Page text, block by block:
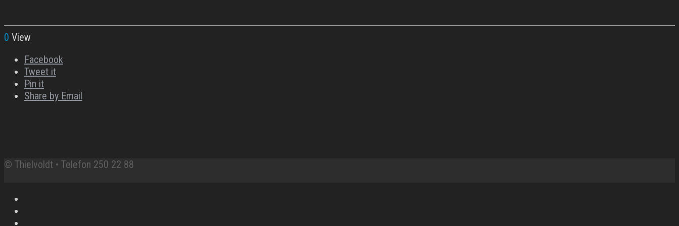
0 View
Facebook
Tweet it
Pin it
Share by Email
© Thielvoldt • Telefon 250 22 88